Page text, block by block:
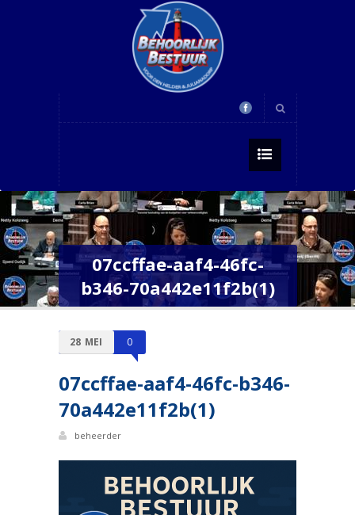
07ccffae-aaf4-46fc-
b346-70a442e11f2b(1)
28 MEI 0
07ccffae-aaf4-46fc-b346-
70a442e11f2b(1)
beheerder